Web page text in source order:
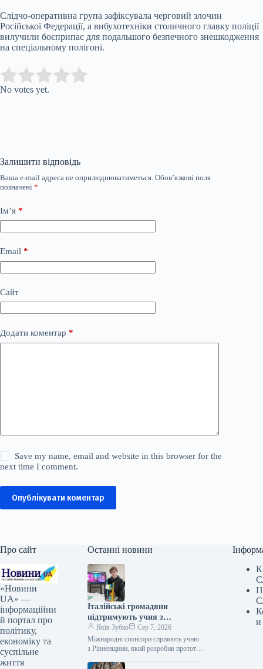
Слідчо-оперативна група зафіксувала черговий злочин
Російської Федерації, а вибухотехніки столичного главку поліції
вилучили боєприпас для подальшого безпечного знешкодження
на спеціальному полігоні.
Rate this item:
No votes yet.
Залишити відповідь
Ваша e-mail адреса не оприлюднюватиметься. Обов’язкові поля
позначені *
Ім’я *
Email *
Сайт
Додати коментар *
Save my name, email and website in this browser for the
next time I comment.
Опублікувати коментар
Про сайт
«Новини
UA» —
інформаційни
й портал про
політику,
економіку та
суспільне
життя
Останні новини
Італійські громадяни
підтримують учня з
Рівненщини, автора
пристрою для реабілітації, у
вдосконаленні його винаходу
Яків Зубко
Сер 7, 2026
Міжнародні спонсори сприяють учню
з Рівненщини, який розробив прототип
потребує кваліфікованого персоналу, у
и